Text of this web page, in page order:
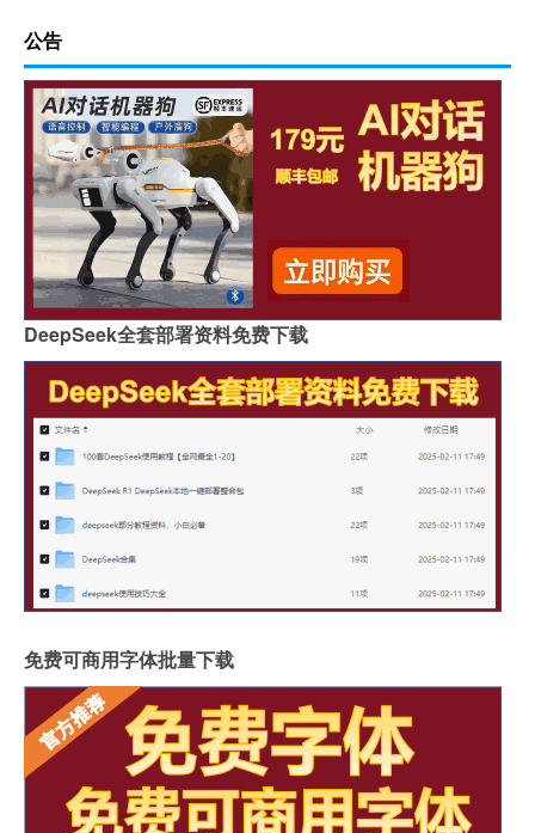
公告
DeepSeek全套部署资料免费下载
免费可商用字体批量下载